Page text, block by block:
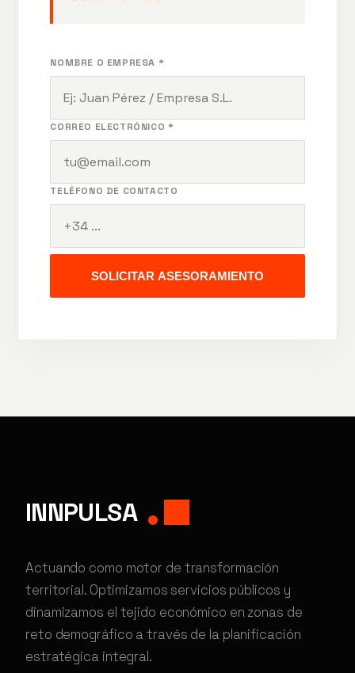
NOMBRE O EMPRESA *
CORREO ELECTRÓNICO *
TELÉFONO DE CONTACTO
SOLICITAR ASESORAMIENTO
INNPULSA
Actuando como motor de transformación
territorial. Optimizamos servicios públicos y
dinamizamos el tejido económico en zonas de
reto demográfico a través de la planificación
estratégica integral.